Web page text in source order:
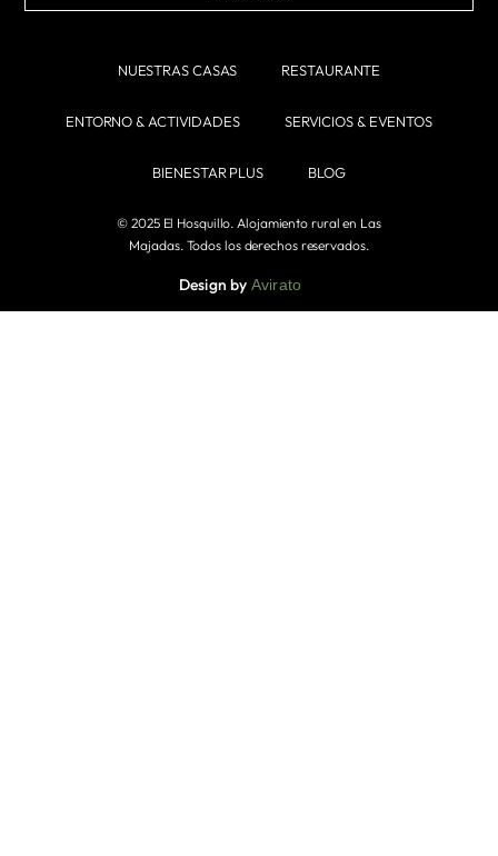
NUESTRAS CASAS RESTAURANTE
ENTORNO & ACTIVIDADES SERVICIOS & EVENTOS
BIENESTAR PLUS BLOG
© 2025 El Hosquillo. Alojamiento rural en Las
Majadas. Todos los derechos reservados.
Design by Avirato